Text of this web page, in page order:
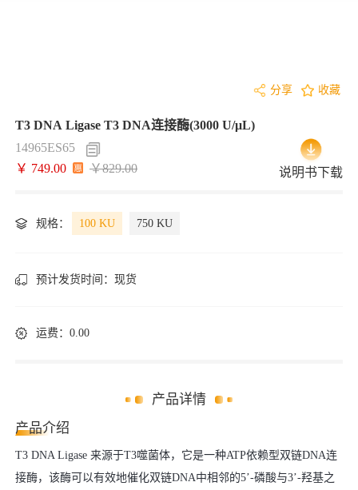
分享 收藏
T3 DNA Ligase T3 DNA连接酶(3000 U/μL)
14965ES65
￥ 749.00
￥829.00 说明书下载
规格： 100 KU 750 KU
预计发货时间： 现货
运费：0.00
产品详情
产品介绍
T3 DNA Ligase 来源于T3噬菌体，它是一种ATP依赖型双链DNA连
接酶，该酶可以有效地催化双链DNA中相邻的5’-磷酸与3’-羟基之